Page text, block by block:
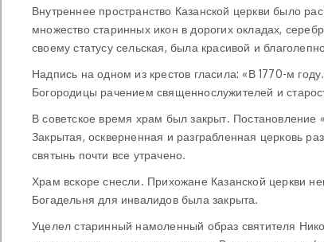
Внутреннее пространство Казанской церкви было
множество старинных икон в дорогих окладах,
своему статусу сельская, была красивой и
Надпись на одном из крестов гласила: «В 1770-м
Богородицы рачением священнослужителей и
В советское время храм был закрыт. Постановление
Закрытая, оскверненная и разграбленная церковь
святынь почти все утрачено.
Храм вскоре снесли. Прихожане Казанской церкви
Богадельня для инвалидов была закрыта.
Уцелел старинный намоленный образ святителя